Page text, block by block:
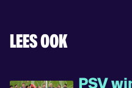
LEES OOK
PSV